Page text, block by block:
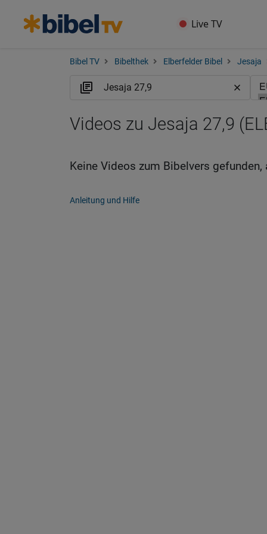
Live TV
Bibel TV Bibelthek Elberfelder Bibel Jesaja
Videos zu Jesaja 27,9
Keine Videos zum Bibelvers
Anleitung und Hilfe